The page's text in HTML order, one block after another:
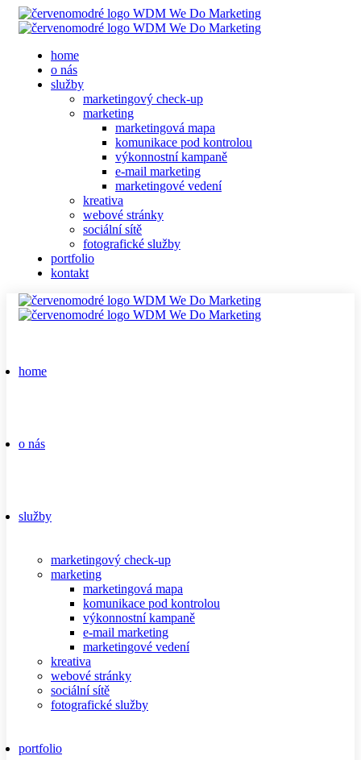
home
o nás
služby
marketingový check-up
marketing
marketingová mapa
komunikace pod kontrolou
výkonnostní kampaně
e-mail marketing
marketingové vedení
kreativa
webové stránky
sociální sítě
fotografické služby
portfolio
kontakt
home
o nás
služby
marketingový check-up
marketing
marketingová mapa
komunikace pod kontrolou
výkonnostní kampaně
e-mail marketing
marketingové vedení
kreativa
webové stránky
sociální sítě
fotografické služby
portfolio